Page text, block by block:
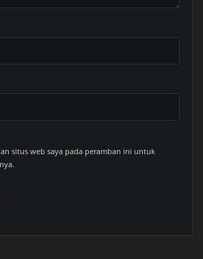
situs web saya pada peramban ini untuk